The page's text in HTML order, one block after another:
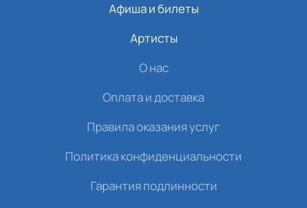
Афиша и билеты
Артисты
О нас
Оплата и доставка
Правила оказания услуг
Политика конфиденциальности
Гарантия подлинности